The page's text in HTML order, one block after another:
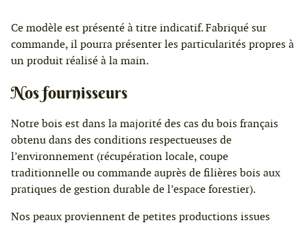
Ce modèle est présenté à titre indicatif. Fabriqué sur
commande, il pourra présenter les particularités propres à
un produit réalisé à la main.
Nos fournisseurs
Notre bois est dans la majorité des cas du bois français
obtenu dans des conditions respectueuses de
l’environnement (récupération locale, coupe
traditionnelle ou commande auprès de filières bois aux
pratiques de gestion durable de l’espace forestier).
Nos peaux proviennent de petites productions issues